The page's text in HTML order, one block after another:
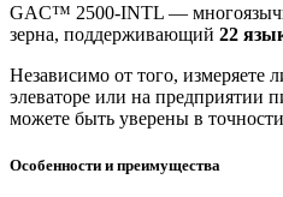
GAC™ 2500-INTL —
зерна, поддерживающий 22
Независимо от того, измеряете
элеваторе или на
можете быть уверены в
Особенности и преимущества